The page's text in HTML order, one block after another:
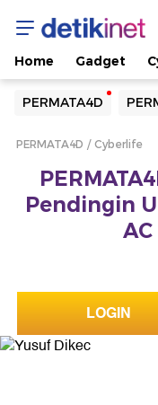
Home Gadget
PERMATA4D
Yang sedang ramai
Loading...
Loading...
PERMATA4D Cyberlife
Pendingin
LOGIN